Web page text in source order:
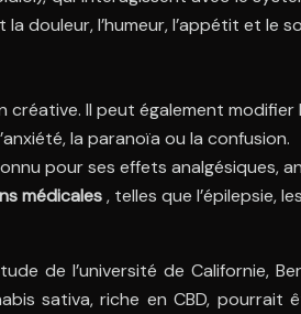
douleur, l’humeur, l’appétit et le
Il peut également
la paranoïa ou la confusion.
pour ses effets analgésiques,
médicales, telles que l’épilepsie,
de l’université de Californie,
sativa, riche en CBD, pourrait